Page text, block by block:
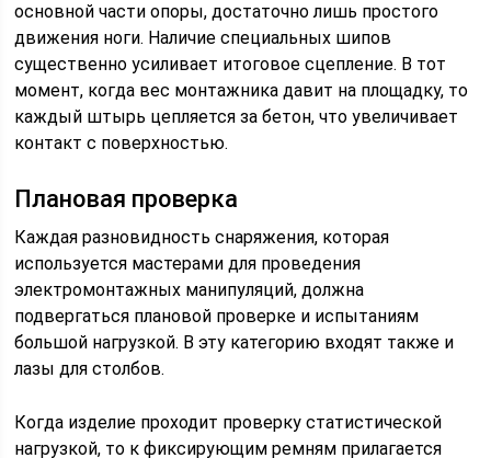
основной части опоры, достаточно лишь простого
движения ноги. Наличие специальных шипов
существенно усиливает итоговое сцепление. В тот
момент, когда вес монтажника давит на площадку, то
каждый штырь цепляется за бетон, что увеличивает
контакт с поверхностью.
Плановая проверка
Каждая разновидность снаряжения, которая
используется мастерами для проведения
электромонтажных манипуляций, должна
подвергаться плановой проверке и испытаниям
большой нагрузкой. В эту категорию входят также и
лазы для столбов.
Когда изделие проходит проверку статистической
нагрузкой, то к фиксирующим ремням прилагается